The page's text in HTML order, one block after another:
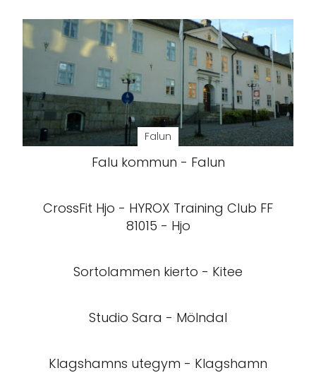
Falun
Falu kommun - Falun
CrossFit Hjo - HYROX Training Club FF
81015 - Hjo
Sortolammen kierto - Kitee
Studio Sara - Mölndal
Klagshamns utegym - Klagshamn